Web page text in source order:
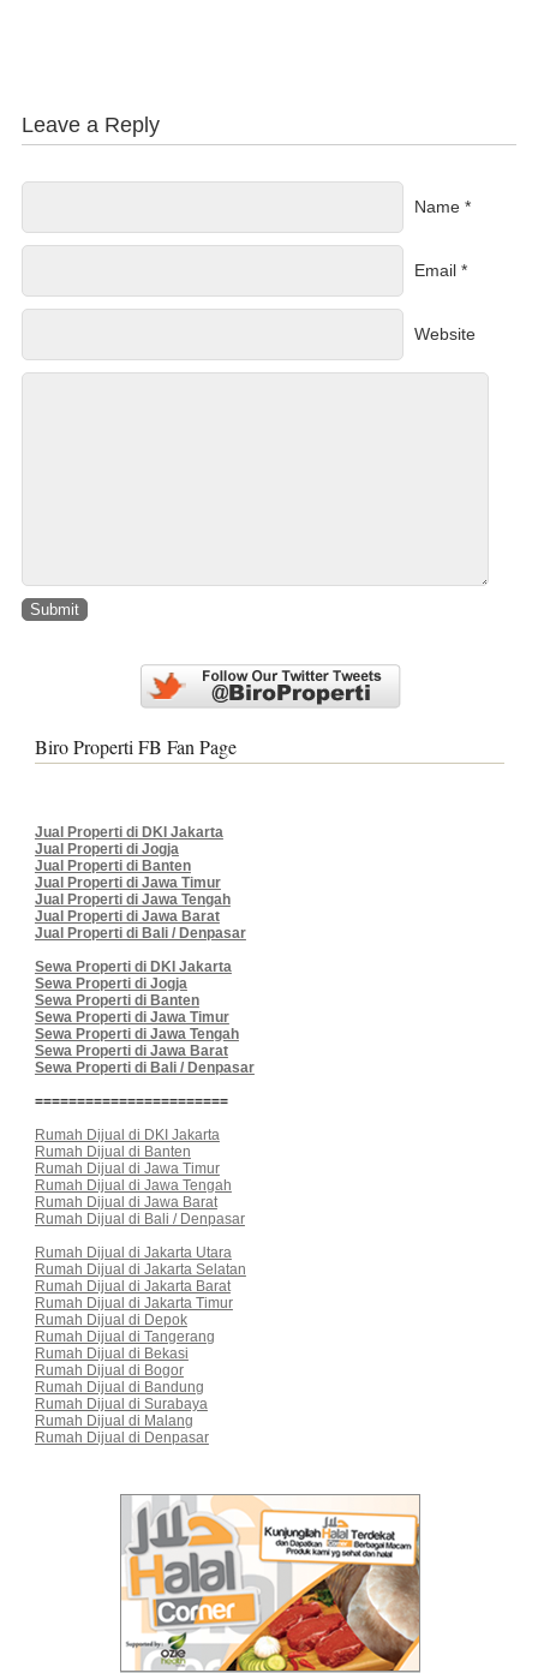
Leave a Reply
Name *
Email *
Website
Biro Properti FB Fan Page
Jual Properti di DKI Jakarta
Jual Properti di Jogja
Jual Properti di Banten
Jual Properti di Jawa Timur
Jual Properti di Jawa Tengah
Jual Properti di Jawa Barat
Jual Properti di Bali / Denpasar
Sewa Properti di DKI Jakarta
Sewa Properti di Jogja
Sewa Properti di Banten
Sewa Properti di Jawa Timur
Sewa Properti di Jawa Tengah
Sewa Properti di Jawa Barat
Sewa Properti di Bali / Denpasar
=======================
Rumah Dijual di DKI Jakarta
Rumah Dijual di Banten
Rumah Dijual di Jawa Timur
Rumah Dijual di Jawa Tengah
Rumah Dijual di Jawa Barat
Rumah Dijual di Bali / Denpasar
Rumah Dijual di Jakarta Utara
Rumah Dijual di Jakarta Selatan
Rumah Dijual di Jakarta Barat
Rumah Dijual di Jakarta Timur
Rumah Dijual di Depok
Rumah Dijual di Tangerang
Rumah Dijual di Bekasi
Rumah Dijual di Bogor
Rumah Dijual di Bandung
Rumah Dijual di Surabaya
Rumah Dijual di Malang
Rumah Dijual di Denpasar